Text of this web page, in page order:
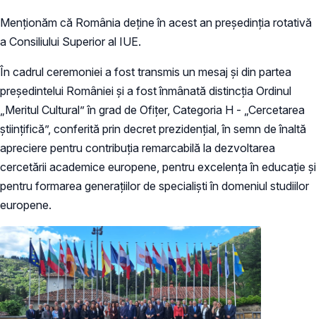
Menționăm că România deține în acest an președinția rotativă
a Consiliului Superior al IUE.
În cadrul ceremoniei a fost transmis un mesaj și din partea
președintelui României și a fost înmânată distincția Ordinul
„Meritul Cultural” în grad de Ofițer, Categoria H - „Cercetarea
științifică”, conferită prin decret prezidențial, în semn de înaltă
apreciere pentru contribuția remarcabilă la dezvoltarea
cercetării academice europene, pentru excelența în educație și
pentru formarea generațiilor de specialiști în domeniul studiilor
europene.